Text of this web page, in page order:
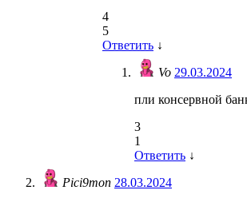
4
5
Ответить ↓
Vo 29.03.2024
пли консервной
3
1
Ответить ↓
Pici9mon 28.03.2024